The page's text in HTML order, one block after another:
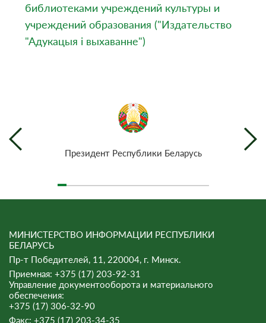
библиотеками учреждений культуры и
учреждений образования ("Издательство
"Адукацыя і выхаванне")
Президент Республики Беларусь
МИНИСТЕРСТВО ИНФОРМАЦИИ РЕСПУБЛИКИ
БЕЛАРУСЬ
Пр-т Победителей, 11, 220004, г. Минск.
Приемная: +375 (17) 203-92-31
Управление документооборота и материального
обеспечения:
+375 (17) 306-32-90
Факс: +375 (17) 203-34-35